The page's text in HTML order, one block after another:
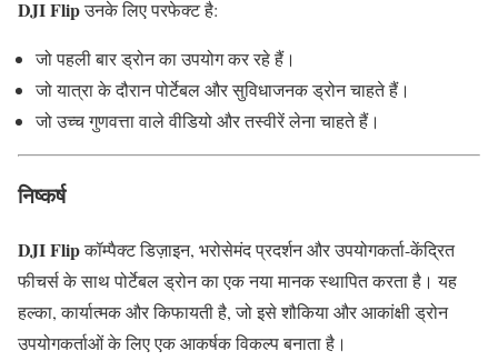
DJI Flipउनके लिए परफेक्ट है:
जो पहली बार ड्रोन का उपयोग कर रहे हैं।
जो यात्रा के दौरान पोर्टेबल और सुविधाजनक ड्रोन चाहते हैं।
जो उच्च गुणवत्ता वाले वीडियो और तस्वीरें लेना चाहते हैं।
निष्कर्ष
DJI Flipकॉम्पैक्ट डिज़ाइन, भरोसेमंद प्रदर्शन और उपयोगकर्ता-केंद्रित
फीचर्स के साथ पोर्टेबल ड्रोन का एक नया मानक स्थापित करता है। यह
हल्का, कार्यात्मक और किफायती है, जो इसे शौकिया और आकांक्षी ड्रोन
उपयोगकर्ताओं के लिए एक आकर्षक विकल्प बनाता है।